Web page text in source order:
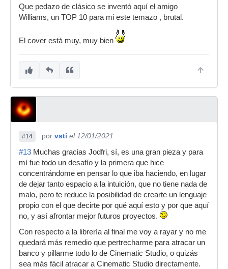
Que pedazo de clásico se inventó aquí el amigo
Williams, un TOP 10 para mi este temazo , brutal.
El cover está muy, muy bien
#14 por vsti el 12/01/2021
#13 Muchas gracias Jodfri, sí, es una gran pieza y para
mí fue todo un desafío y la primera que hice
concentrándome en pensar lo que iba haciendo, en lugar
de dejar tanto espacio a la intuición, que no tiene nada de
malo, pero te reduce la posibilidad de crearte un lenguaje
propio con el que decirte por qué aquí esto y por que aquí
no, y así afrontar mejor futuros proyectos.
Con respecto a la librería al final me voy a rayar y no me
quedará más remedio que pertrecharme para atracar un
banco y pillarme todo lo de Cinematic Studio, o quizás
sea más fácil atracar a Cinematic Studio directamente.